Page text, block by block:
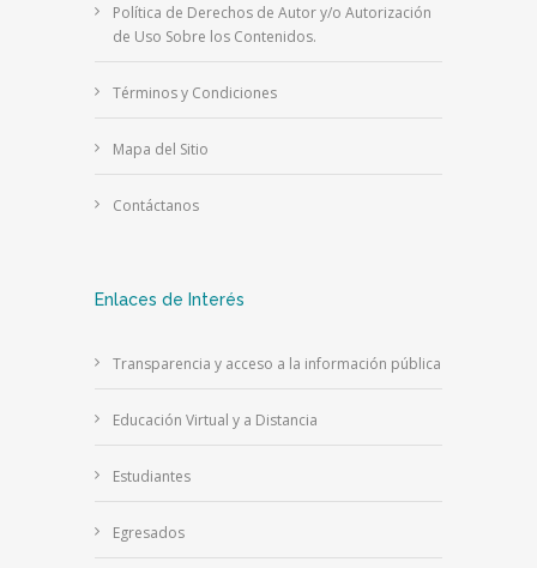
Política de Derechos de Autor y/o Autorización
de Uso Sobre los Contenidos.
Términos y Condiciones
Mapa del Sitio
Contáctanos
Enlaces de Interés
Transparencia y acceso a la información pública
Educación Virtual y a Distancia
Estudiantes
Egresados